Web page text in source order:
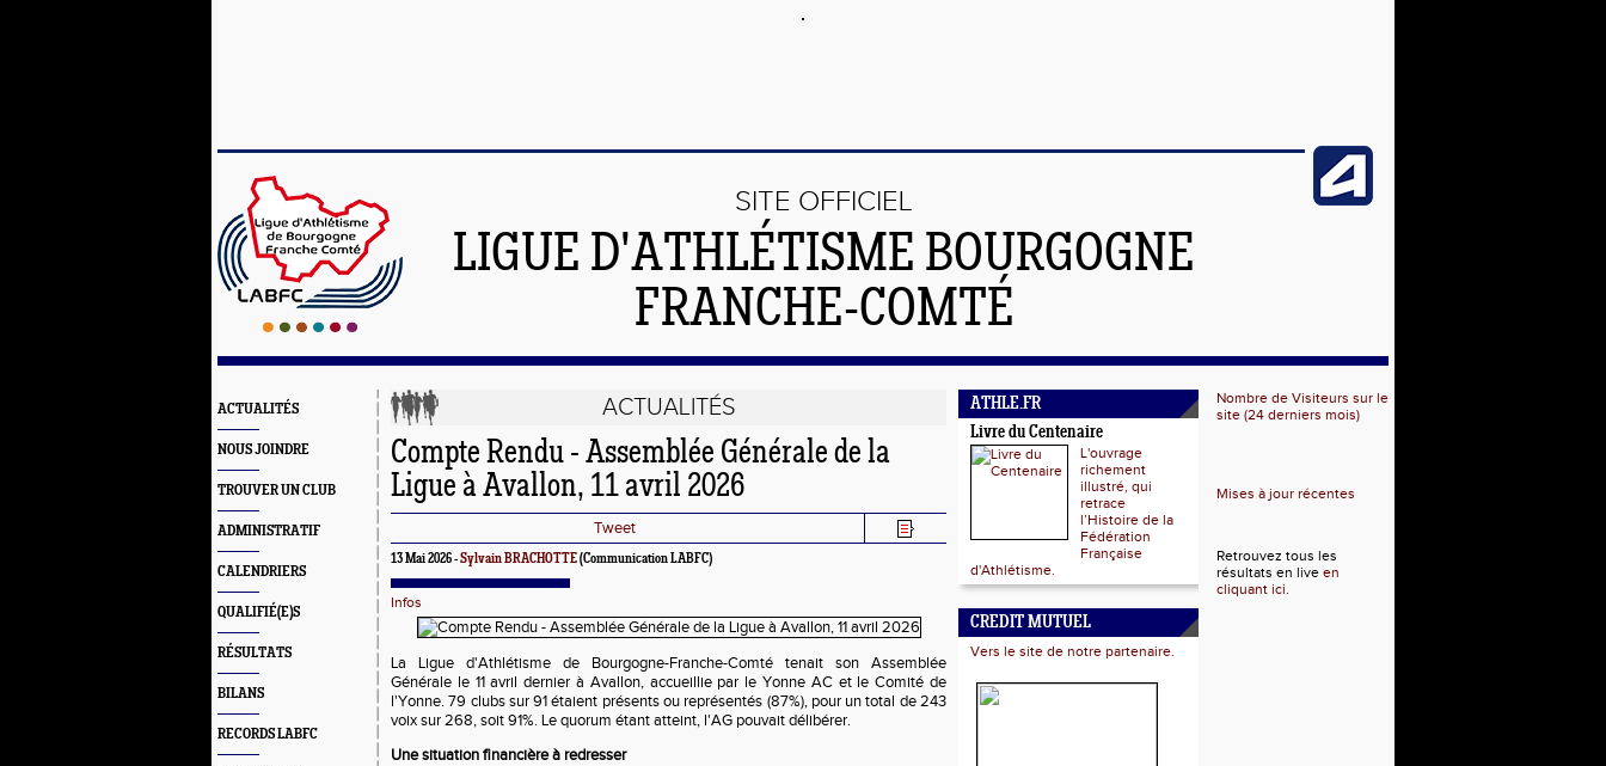
SITE OFFICIEL
LIGUE D'ATHLÉTISME BOURGOGNE
FRANCHE-COMTÉ
ACTUALITÉS
NOUS JOINDRE
TROUVER UN CLUB
ADMINISTRATIF
CALENDRIERS
QUALIFIÉ(E)S
RÉSULTATS
BILANS
RECORDS LABFC
ACTUALITÉS
Compte Rendu - Assemblée Générale de la
Ligue à Avallon, 11 avril 2026
Tweet
13 Mai 2026 -Sylvain BRACHOTTE(Communication LABFC)
Infos
La Ligue d'Athlétisme de Bourgogne-Franche-Comté tenait son Assemblée
Générale le 11 avril dernier à Avallon, accueillie par le Yonne AC et le Comité de
l'Yonne. 79 clubs sur 91 étaient présents ou représentés (87%), pour un total de 243
voix sur 268, soit 91%. Le quorum étant atteint, l'AG pouvait délibérer.
Une situation financière à redresser
ATHLE.FR
Livre du Centenaire
L'ouvrage
richement
illustré, qui
retrace
l’Histoire de la
Fédération
Française
d'Athlétisme.
CREDIT MUTUEL
Vers le site de notre partenaire.
Nombre de Visiteurs sur le
site (24 derniers mois)
Mises à jour récentes
Retrouvez tous les
résultats en live en
cliquant ici.